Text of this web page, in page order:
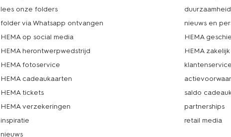
lees onze folders
folder via Whatsapp ontvangen
HEMA op social media
HEMA herontwerpwedstrijd
HEMA fotoservice
HEMA cadeaukaarten
HEMA tickets
HEMA verzekeringen
inspiratie
nieuws
duurzaamheid
nieuws en
HEMA
HEMA zakelijk
klantenservice
saldo
partnerships
retail media